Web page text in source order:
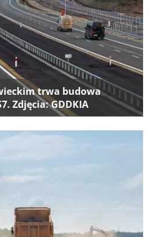
trwa budowa
Zdjęcia: GDDKIA